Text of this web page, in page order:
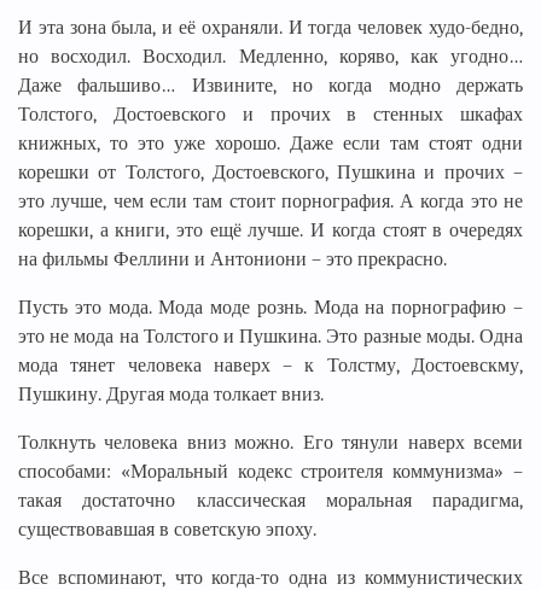
И эта зона была, и её охраняли. И тогда человек худо-бедно,
но восходил. Восходил. Медленно, коряво, как угодно…
Даже фальшиво… Извините, но когда модно держать
Толстого, Достоевского и прочих в стенных шкафах
книжных, то это уже хорошо. Даже если там стоят одни
корешки от Толстого, Достоевского, Пушкина и прочих –
это лучше, чем если там стоит порнография. А когда это не
корешки, а книги, это ещё лучше. И когда стоят в очередях
на фильмы Феллини и Антониони – это прекрасно.
Пусть это мода. Мода моде рознь. Мода на порнографию –
это не мода на Толстого и Пушкина. Это разные моды. Одна
мода тянет человека наверх – к Толстму, Достоевскму,
Пушкину. Другая мода толкает вниз.
Толкнуть человека вниз можно. Его тянули наверх всеми
способами: «Моральный кодекс строителя коммунизма» –
такая достаточно классическая моральная парадигма,
существовавшая в советскую эпоху.
Все вспоминают, что когда-то одна из коммунистических